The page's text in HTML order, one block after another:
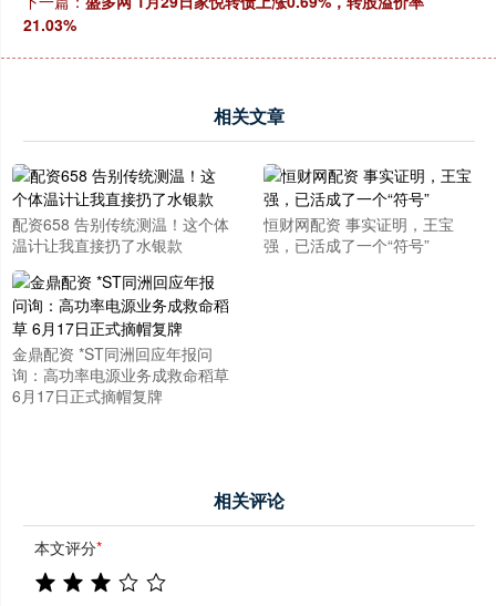
21.03%
相关文章
配资658 告别传统测温！这个体
温计让我直接扔了水银款
恒财网配资 事实证明，王宝
强，已活成了一个“符号”
金鼎配资 *ST同洲回应年报问
询：高功率电源业务成救命稻草
6月17日正式摘帽复牌
相关评论
本文评分*